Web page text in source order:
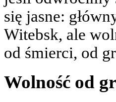
się jasne:
Witebsk, ale
od śmierci, od
Wolność od